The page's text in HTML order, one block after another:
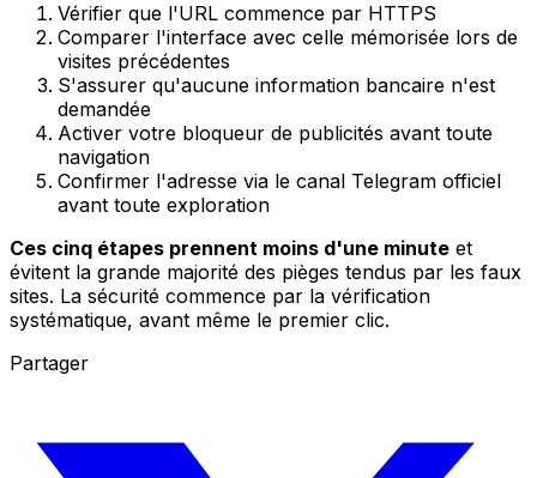
Vérifier que l'URL commence par HTTPS
Comparer l'interface avec celle mémorisée lors de
visites précédentes
S'assurer qu'aucune information bancaire n'est
demandée
Activer votre bloqueur de publicités avant toute
navigation
Confirmer l'adresse via le canal Telegram officiel
avant toute exploration
Ces cinq étapes prennent moins d'une minute et
évitent la grande majorité des pièges tendus par les faux
sites. La sécurité commence par la vérification
systématique, avant même le premier clic.
Partager